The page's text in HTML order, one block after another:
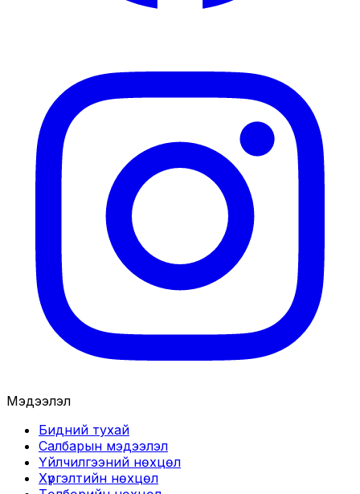
Мэдээлэл
Бидний тухай
Салбарын мэдээлэл
Үйлчилгээний нөхцөл
Хүргэлтийн нөхцөл